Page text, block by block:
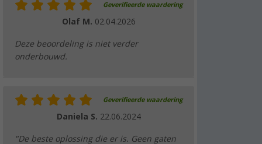
Geverifieerde waardering
Olaf M. 02.04.2026
Deze beoordeling is niet verder
onderbouwd.
Geverifieerde waardering
Daniela S. 22.06.2024
"De beste oplossing die er is. Geen gaten